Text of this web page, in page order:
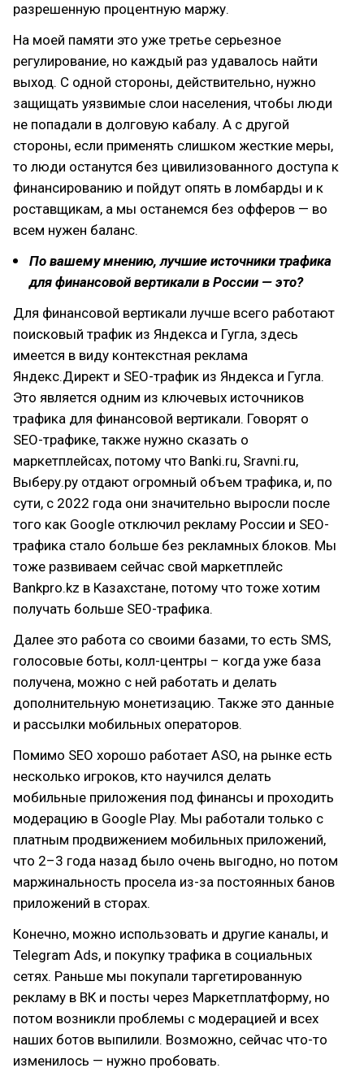
разрешенную процентную маржу.
На моей памяти это уже третье серьезное
регулирование, но каждый раз удавалось найти
выход. С одной стороны, действительно, нужно
защищать уязвимые слои населения, чтобы люди
не попадали в долговую кабалу. А с другой
стороны, если применять слишком жесткие меры,
то люди останутся без цивилизованного доступа к
финансированию и пойдут опять в ломбарды и к
роставщикам, а мы останемся без офферов — во
всем нужен баланс.
По вашему мнению, лучшие источники трафика
для финансовой вертикали в России — это?
Для финансовой вертикали лучше всего работают
поисковый трафик из Яндекса и Гугла, здесь
имеется в виду контекстная реклама
Яндекс.Директ и SEO-трафик из Яндекса и Гугла.
Это является одним из ключевых источников
трафика для финансовой вертикали. Говорят о
SEO-трафике, также нужно сказать о
маркетплейсах, потому что Banki.ru, Sravni.ru,
Выберу.ру отдают огромный объем трафика, и, по
сути, с 2022 года они значительно выросли после
того как Google отключил рекламу России и SEO-
трафика стало больше без рекламных блоков. Мы
тоже развиваем сейчас свой маркетплейс
Bankpro.kz в Казахстане, потому что тоже хотим
получать больше SEO-трафика.
Далее это работа со своими базами, то есть SMS,
голосовые боты, колл-центры – когда уже база
получена, можно с ней работать и делать
дополнительную монетизацию. Также это данные
и рассылки мобильных операторов.
Помимо SEO хорошо работает ASO, на рынке есть
несколько игроков, кто научился делать
мобильные приложения под финансы и проходить
модерацию в Google Play. Мы работали только с
платным продвижением мобильных приложений,
что 2–3 года назад было очень выгодно, но потом
маржинальность просела из-за постоянных банов
приложений в сторах.
Конечно, можно использовать и другие каналы, и
Telegram Ads, и покупку трафика в социальных
сетях. Раньше мы покупали таргетированную
рекламу в ВК и посты через Маркетплатформу, но
потом возникли проблемы с модерацией и всех
наших ботов выпилили. Возможно, сейчас что-то
изменилось — нужно пробовать.